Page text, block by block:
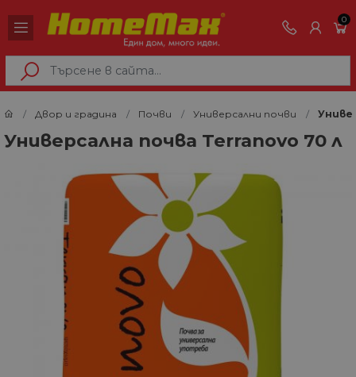
0
Двор и градина Почви Универсални почви
Универсална почва Terranovo 70 л